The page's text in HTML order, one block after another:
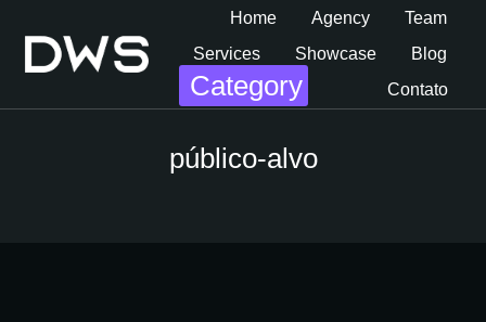
Home Agency
Team
Services
Showcase
Blog
Contato
Category
público-alvo